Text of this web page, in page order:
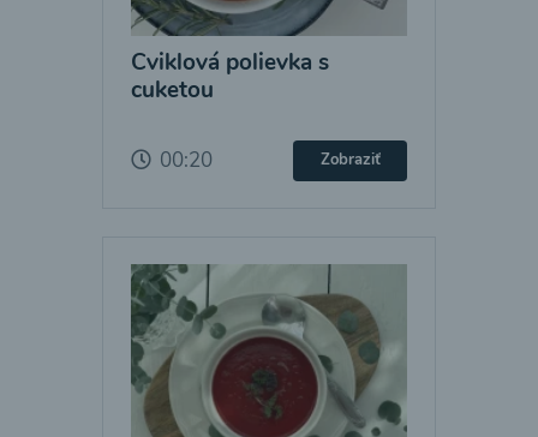
Cviklová polievka s
cuketou
00:20 Zobraziť